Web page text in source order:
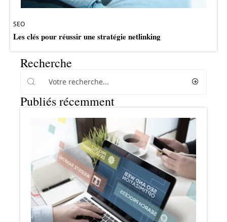
SEO
Les clés pour réussir une stratégie netlinking
Recherche
Publiés récemment